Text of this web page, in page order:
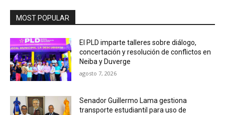
MOST POPULAR
El PLD imparte talleres sobre diálogo,
concertación y resolución de conflictos en
Neiba y Duverge
agosto 7, 2026
Senador Guillermo Lama gestiona
transporte estudiantil para uso de